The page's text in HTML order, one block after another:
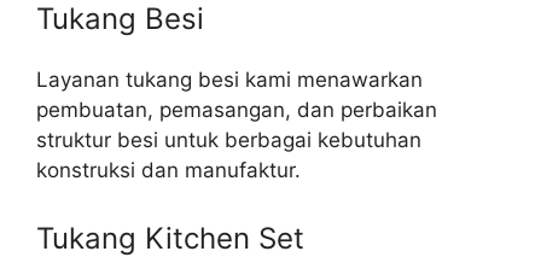
Tukang Besi
Layanan tukang besi kami menawarkan
pembuatan, pemasangan, dan perbaikan
struktur besi untuk berbagai kebutuhan
konstruksi dan manufaktur.
Tukang Kitchen Set